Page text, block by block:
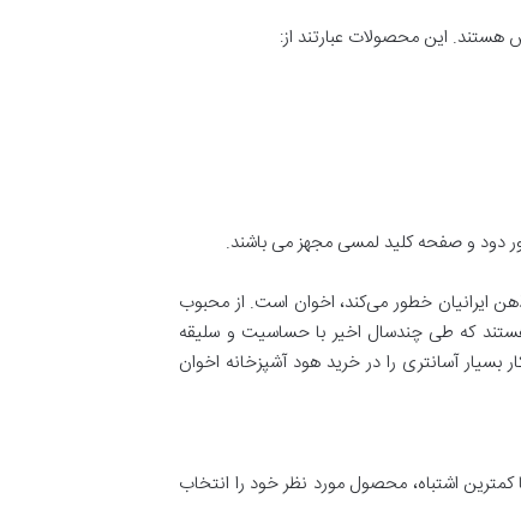
هستند. این محصولات عبارتند از:
دود و صفحه کلید لمسی مجهز می باشند.
ایرانیان خطور می‌کند، اخوان است. از محبوب
هستند که طی چندسال اخیر با حساسیت و سلیقه
آسانتری را در خرید هود آشپزخانه اخوان
اشتباه، محصول مورد نظر خود را انتخاب